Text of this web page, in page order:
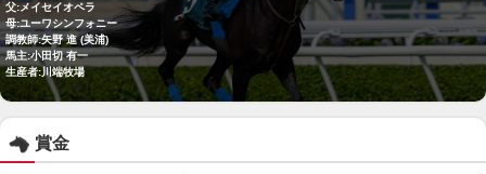
父:メイセイオペラ
母:ユーワシンフォニー
調教師:矢野 進 (美浦)
馬主:小田切 有一
生産者:川端牧場
賞金